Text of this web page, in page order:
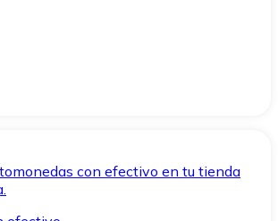
con efectivo en tu tienda